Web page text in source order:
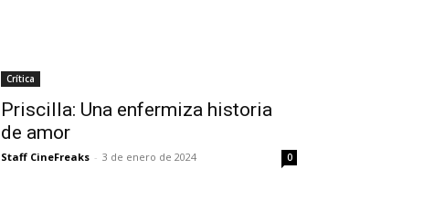
Crítica
Priscilla: Una enfermiza historia
de amor
Staff CineFreaks - 3 de enero de 2024 0